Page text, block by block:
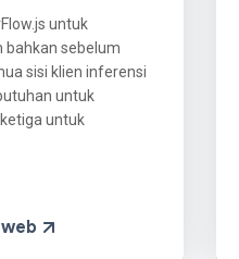
untuk
sebelum
sisi klien inferensi
untuk
untuk